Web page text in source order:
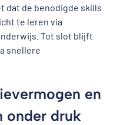
dat de benodigde skills
te leren via
Tot slot blijft
snellere
en
onder druk